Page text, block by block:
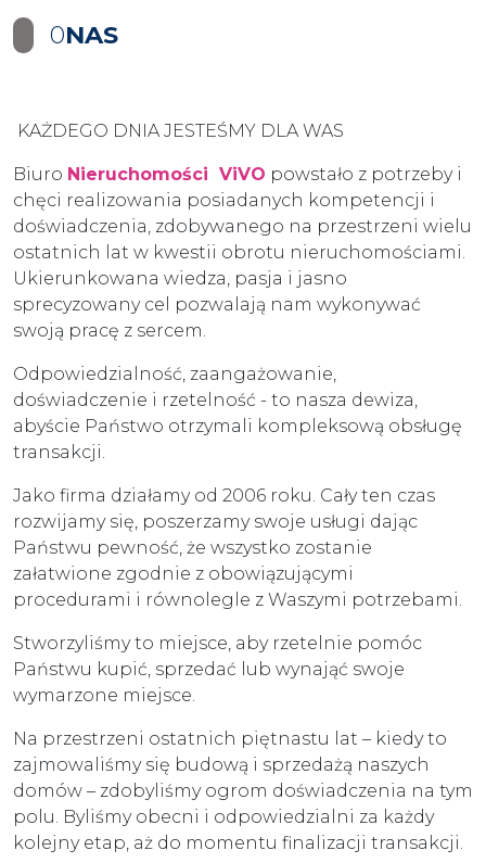
0NAS
KAŻDEGO DNIA JESTEŚMY DLA WAS
Biuro Nieruchomości ViVO powstało z potrzeby i
chęci realizowania posiadanych kompetencji i
doświadczenia, zdobywanego na przestrzeni wielu
ostatnich lat w kwestii obrotu nieruchomościami.
Ukierunkowana wiedza, pasja i jasno
sprecyzowany cel pozwalają nam wykonywać
swoją pracę z sercem.
Odpowiedzialność, zaangażowanie,
doświadczenie i rzetelność - to nasza dewiza,
abyście Państwo otrzymali kompleksową obsługę
transakcji.
Jako firma działamy od 2006 roku. Cały ten czas
rozwijamy się, poszerzamy swoje usługi dając
Państwu pewność, że wszystko zostanie
załatwione zgodnie z obowiązującymi
procedurami i równolegle z Waszymi potrzebami.
Stworzyliśmy to miejsce, aby rzetelnie pomóc
Państwu kupić, sprzedać lub wynająć swoje
wymarzone miejsce.
Na przestrzeni ostatnich piętnastu lat – kiedy to
zajmowaliśmy się budową i sprzedażą naszych
domów – zdobyliśmy ogrom doświadczenia na tym
polu. Byliśmy obecni i odpowiedzialni za każdy
kolejny etap, aż do momentu finalizacji transakcji.